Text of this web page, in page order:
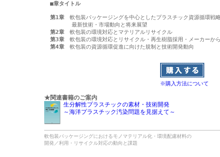
■章タイトル
第1章 軟包装パッケージングを中心としたプラスチック資源循環戦
第2章
第3章
第4章 軟包装の資源循環促進に向けた規制と技術開発動向
※購入方法について
★関連書籍のご案内
生分解性プラスチックの素材・技術開発
～海洋プラスチック汚染問題を見据えて～
軟包装パッケージングにおけるモノマテリアル化・環境配慮材料の
開発／利用・リサイクル対応の動向と課題